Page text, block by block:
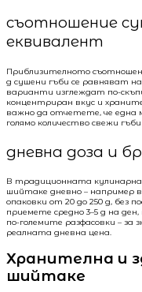
съотношение
еквивалент
Приблизителното
g сушени гъби се равняват
варианти изглеждат по-
концентриран вкус и
важно да отчетете, че една
голямо количество свежи
дневна доза и
В традиционната кулинарна
шийтаке дневно – например
опаковки от 20 до 250 g, без
приемете средно 3–5 g на
по-големите разфасовки – за
реалната дневна цена.
Хранителна и
шийтаке